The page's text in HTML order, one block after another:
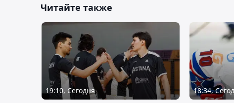
Читайте также
19:10, Сегодня 18:34,